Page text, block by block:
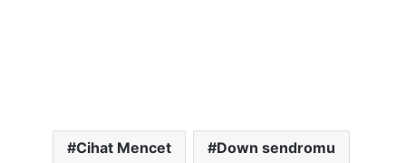
Cihat Mencet Down sendromu